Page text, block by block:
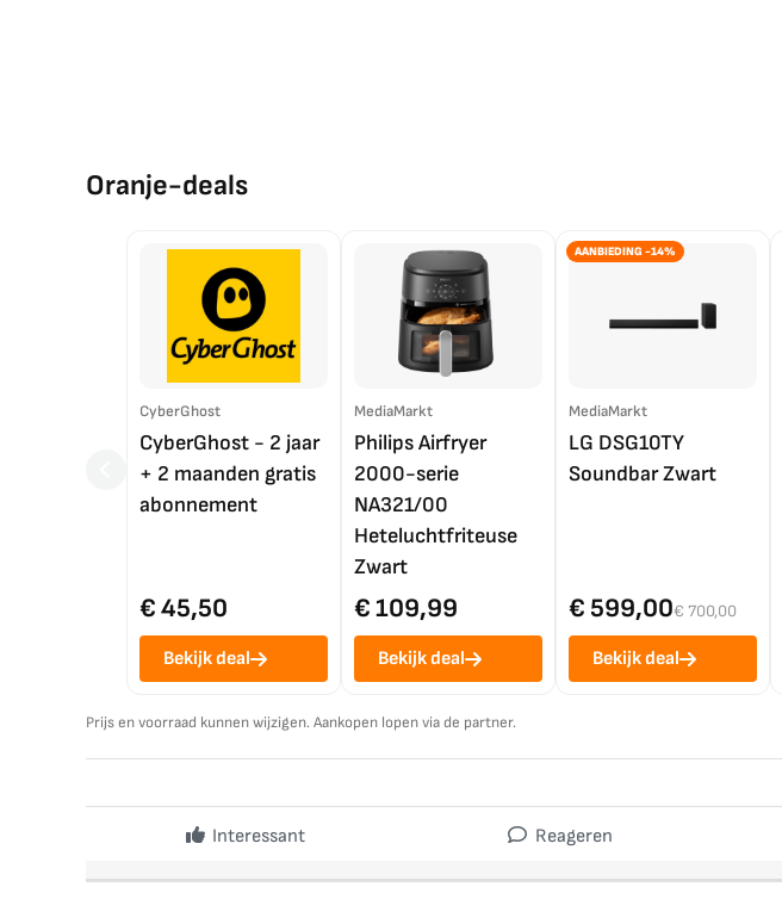
Oranje-deals
CyberGhost
CyberGhost - 2 jaar
+ 2 maanden gratis
abonnement
€ 45,50
Bekijk deal
MediaMarkt
Philips Airfryer
2000-serie
NA321/00
Heteluchtfriteuse
Zwart
€ 109,99
Bekijk deal
AANBIEDING -14%
MediaMarkt
LG DSG10TY
Soundbar Zwart
€ 599,00€ 700,00
Bekijk deal
Prijs en voorraad kunnen wijzigen. Aankopen lopen via de partner.
Interessant Reageren